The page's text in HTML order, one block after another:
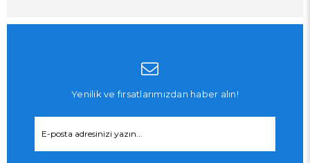
Yenilik ve fırsatlarımızdan haber alın!